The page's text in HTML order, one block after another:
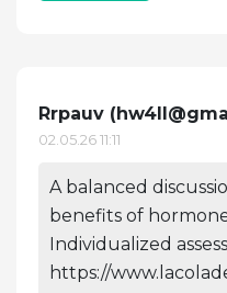
Rrpauv (
02.05.26 11:11
A balanced
benefits of
Individualized
https://